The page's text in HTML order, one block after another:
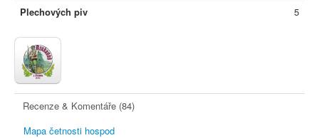
Plechových piv
5
Recenze & Komentáře (84)
Mapa četnosti hospod